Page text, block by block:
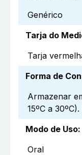
Genérico
Tarja do
Tarja
Forma de
Armazenar
15ºC a
Modo de Uso:
Oral